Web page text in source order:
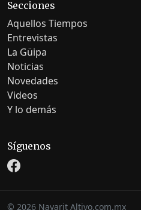
Secciones
Aquellos Tiempos
Entrevistas
La Güipa
Noticias
Novedades
Videos
Y lo demás
Síguenos
© 2026 Nayarit Altivo.com.mx